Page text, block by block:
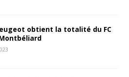
obtient la totalité du FC